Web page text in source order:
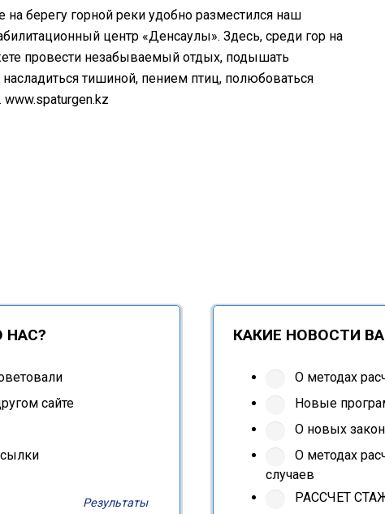
на берегу горной реки удобно разместился наш
центр «Денсаулық». Здесь, среди гор на
провести незабываемый отдых, подышать
тишиной, пением птиц, полюбоваться
НАС?
сайте
Результаты
КАКИЕ НОВОСТИ
О методах
Новые
О новых
О методах
случаев
РАССЧЕТ